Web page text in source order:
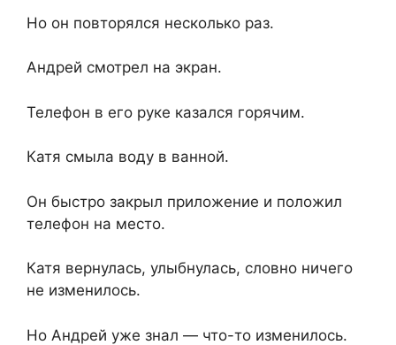
Но он повторялся несколько раз.
Андрей смотрел на экран.
Телефон в его руке казался горячим.
Катя смыла воду в ванной.
Он быстро закрыл приложение и положил
телефон на место.
Катя вернулась, улыбнулась, словно ничего
не изменилось.
Но Андрей уже знал — что-то изменилось.